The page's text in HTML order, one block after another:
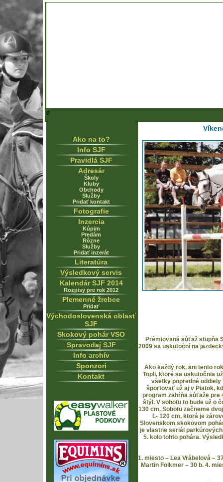
e
Ako na to?
Info SJF
Pravidlá SJF
Adresár
Školy
Kluby
Obchody
Služby
Pridať kontakt
Fotografie
Inzercia
Kúpim
Predám
Rôzne
Služby
Pridať inzerát
Literatúra
Výsledkový servis
Kalendár SJF 2014
Rozpisy pre rok 2012
Plemenné žrebce
Pridať
Východoslovenská oblasť
SJF
Skokový pohár VSO
Spravodaj SJF
Info archív
Sponzori
Kontakt
Prémiovaná súťaž stupňa
2009 sa uskutoční na
Ako každý rok, ani tento
Topli, ktoré sa uskutočnia
všetky popredné oddiely
športovať už aj v Piatok,
program zahŕňa súťaže pre
štýl. V sobotu to bude už o
130 cm. Sobotu začneme
L- 120 cm, ktorá je
Slovenskom skokovom
je vlastne seriál
5. kolo tohto pohára.
1. miesto – Lea Vrábelová –
Martin Folkmer – 30 b. 4.